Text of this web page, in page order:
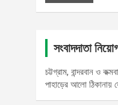
সংবাদদাতা
চট্টগ্রাম, বান্দরবান ও
পাহাড়ের আলো